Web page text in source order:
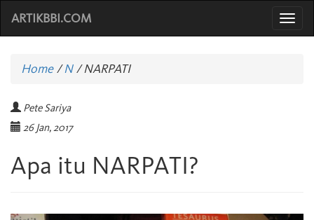
ARTIKBBI.COM
Home/N /NARPATI
Pete Sariya
26 Jan, 2017
Apa itu NARPATI?